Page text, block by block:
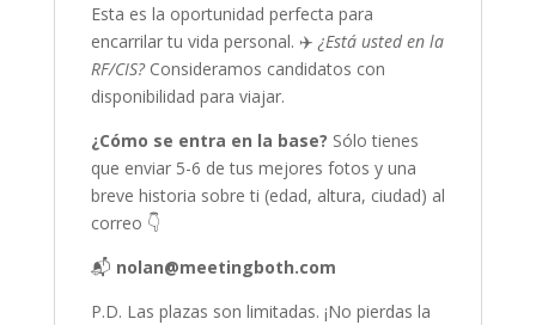
Esta es la oportunidad perfecta para
encarrilar tu vida personal. ✈️ ¿Está usted en la
RF/CIS?Consideramos candidatos con
disponibilidad para viajar.
¿Cómo se entra en la base? Sólo tienes
que enviar 5-6 de tus mejores fotos y una
breve historia sobre ti (edad, altura, ciudad) al
correo 👇
📬 nolan@meetingboth.com
P.D. Las plazas son limitadas. ¡No pierdas la